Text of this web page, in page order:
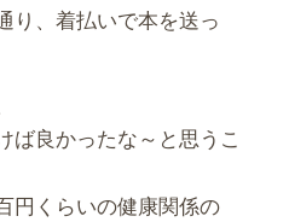
り、着払いで本を送っ
ば良かったな～と思うこ
円くらいの健康関係の